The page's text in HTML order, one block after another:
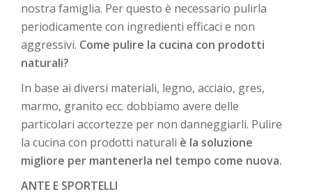
nostra famiglia. Per questo è necessario pulirla
periodicamente con ingredienti efficaci e non
aggressivi. Come pulire la cucina con prodotti
naturali?
In base ai diversi materiali, legno, acciaio, gres,
marmo, granito ecc. dobbiamo avere delle
particolari accortezze per non danneggiarli. Pulire
la cucina con prodotti naturali è la soluzione
migliore per mantenerla nel tempo come nuova.
ANTE E SPORTELLI